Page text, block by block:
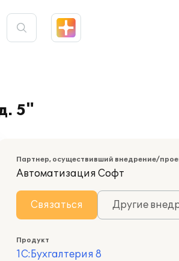
5"
Партнер, осуществивший внедрение/
Автоматизация Софт
Связаться Другие
Продукт
1С:Бухгалтерия 8